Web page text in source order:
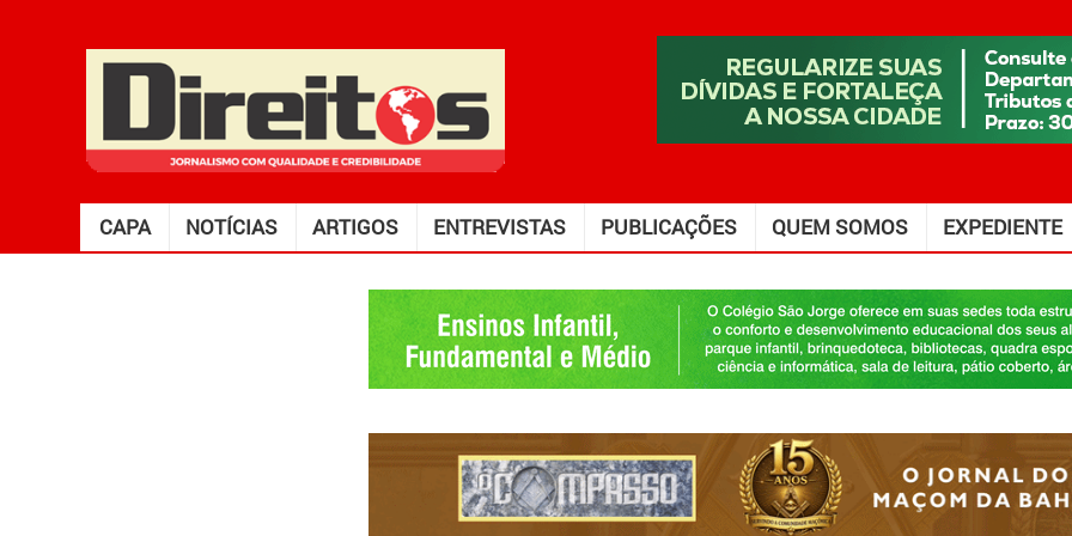
CAPA NOTÍCIAS ARTIGOS ENTREVISTAS PUBLICAÇÕES QUEM SOMOS EXPEDIENTE